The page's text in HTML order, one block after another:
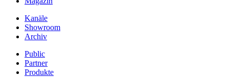
Kanäle
Showroom
Archiv
Public
Partner
Produkte